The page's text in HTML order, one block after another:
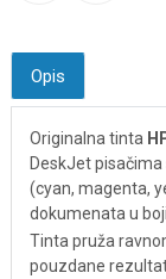
Opis
Originalna tinta
DeskJet pisačima
(cyan, magenta,
dokumenata u
Tinta pruža
pouzdane